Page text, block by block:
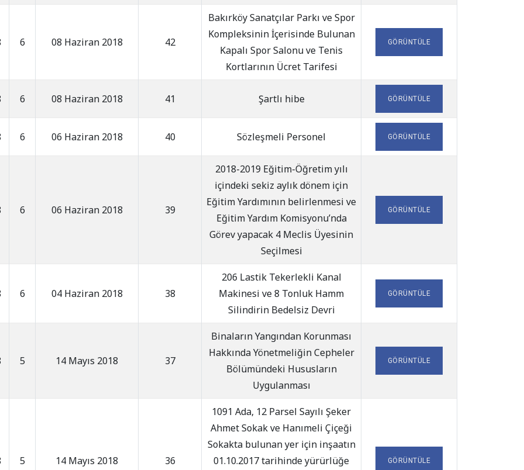
6 08 Haziran 2018 42
Bakırköy Sanatçılar Parkı ve Spor
Kompleksinin İçerisinde Bulunan
Kapalı Spor Salonu ve Tenis
Kortlarının Ücret Tarifesi
GÖRÜNTÜLE
6 08 Haziran 2018 41 Şartlı hibe GÖRÜNTÜLE
6 06 Haziran 2018 40 Sözleşmeli Personel GÖRÜNTÜLE
6 06 Haziran 2018 39
2018-2019 Eğitim-Öğretim yılı
içindeki sekiz aylık dönem için
Eğitim Yardımının belirlenmesi ve
Eğitim Yardım Komisyonu’nda
Görev yapacak 4 Meclis Üyesinin
Seçilmesi
GÖRÜNTÜLE
6 04 Haziran 2018 38
206 Lastik Tekerlekli Kanal
Makinesi ve 8 Tonluk Hamm
Silindirin Bedelsiz Devri
GÖRÜNTÜLE
5 14 Mayıs 2018 37
Binaların Yangından Korunması
Hakkında Yönetmeliğin Cepheler
Bölümündeki Hususların
Uygulanması
GÖRÜNTÜLE
5 14 Mayıs 2018 36
1091 Ada, 12 Parsel Sayılı Şeker
Ahmet Sokak ve Hanımeli Çiçeği
Sokakta bulunan yer için inşaatın
01.10.2017 tarihinde yürürlüğe
GÖRÜNTÜLE